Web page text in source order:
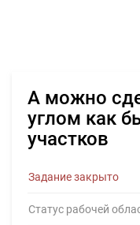
А можно
углом как
участков
Задание закрыто
Статус рабочей